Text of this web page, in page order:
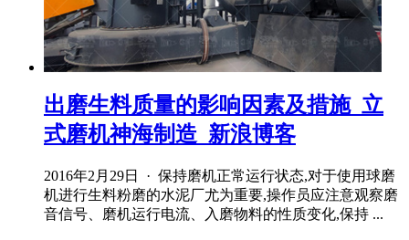
出磨生料质量的影响因素及措施_立
式磨机神海制造_新浪博客
2016年2月29日 · 保持磨机正常运行状态,对于使用球磨
机进行生料粉磨的水泥厂尤为重要,操作员应注意观察磨
音信号、磨机运行电流、入磨物料的性质变化,保持 ...